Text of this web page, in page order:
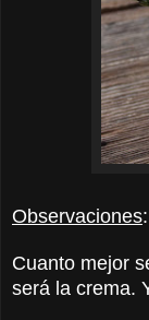
Observaciones:
Cuanto mejor
será la crema.